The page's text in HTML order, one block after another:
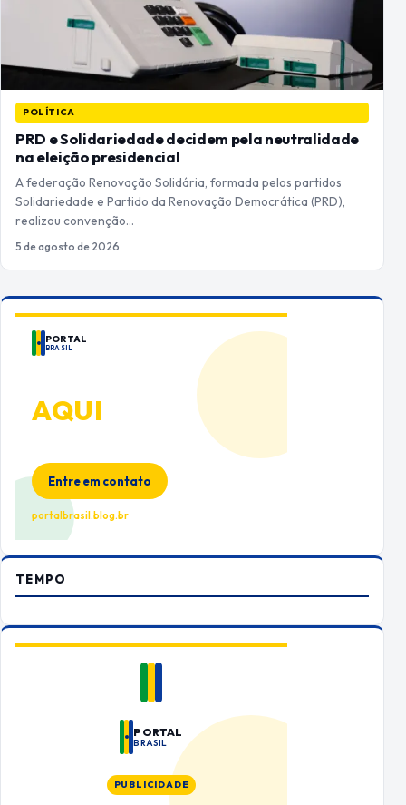
POLÍTICA
PRD e Solidariedade decidem pela neutralidade
na eleição presidencial
A federação Renovação Solidária, formada pelos partidos
Solidariedade e Partido da Renovação Democrática (PRD),
realizou convenção…
5 de agosto de 2026
PORTAL
BRASIL
AQUI
Entre em contato
portalbrasil.blog.br
TEMPO
PORTAL
BRASIL
PUBLICIDADE